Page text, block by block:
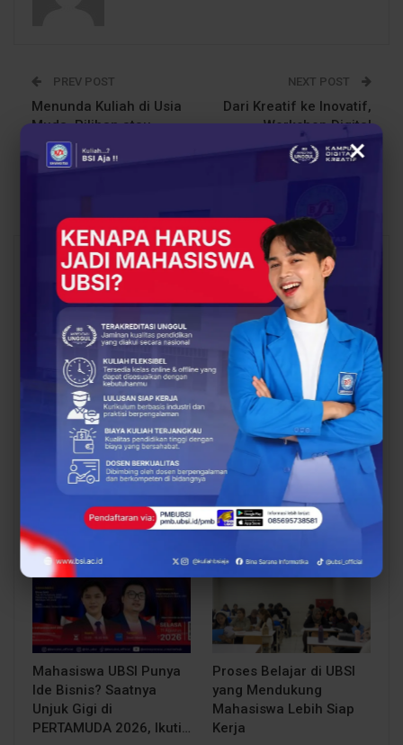
PREV POST
Menunda Kuliah di Usia
Muda, Pilihan atau
Risiko Masa Depan?
NEXT POST
Dari Kreatif ke Inovatif,
Workshop Digital
Creative Siap Digelar di
SMKIT Nurul Qolbi
You Might Also Like
Siap Kuliah Berkualitas?
UBSI Cengkareng Gelar
Open Booth Spesial
dengan Beasiswa…
EVENT
Lulusan Berdaya Saing
Dimulai dari
Kompetensi, UBSI
Kampus Cikampek
Bekali Mahasiswa…
EVENT
Mahasiswa UBSI Punya
Ide Bisnis? Saatnya
Unjuk Gigi di
PERTAMUDA 2026, Ikuti…
Proses Belajar di UBSI
yang Mendukung
Mahasiswa Lebih Siap
Kerja
×